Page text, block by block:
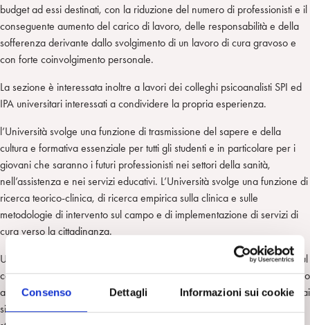
Consenso Dettagli Informazioni sui cookie
budget ad essi destinati, con la riduzione del numero di professionisti e il
conseguente aumento del carico di lavoro, delle responsabilità e della
sofferenza derivante dallo svolgimento di un lavoro di cura gravoso e
con forte coinvolgimento personale.
La sezione è interessata inoltre a lavori dei colleghi psicoanalisti SPI ed
IPA universitari interessati a condividere la propria esperienza.
l’Università svolge una funzione di trasmissione del sapere e della
cultura e formativa essenziale per tutti gli studenti e in particolare per i
giovani che saranno i futuri professionisti nei settori della sanità,
nell’assistenza e nei servizi educativi. L’Università svolge una funzione di
ricerca teorico-clinica, di ricerca empirica sulla clinica e sulle
metodologie di intervento sul campo e di implementazione di servizi di
cura verso la cittadinanza.
Un campo di interesse per questa sezione di SPIweb è la formazione sul
campo (tirocini) che la maggior parte degli studenti universitari effettuano
ancora prevalentemente nei servizi pubblici, secondo quanto stabilito dai
singoli corsi di laurea; anche dopo la trasformazione di alcuni corsi di